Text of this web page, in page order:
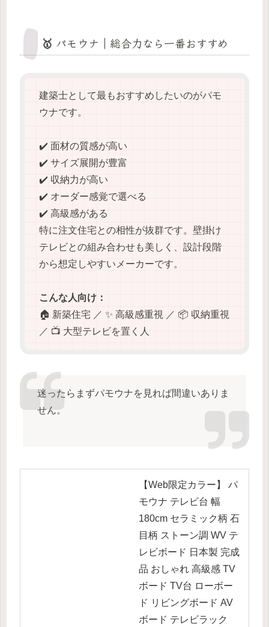
🥇 パモウナ｜総合力なら一番おすすめ
建築士として最もおすすめしたいのがパモ
ウナです。
✔️ 面材の質感が高い
✔️ サイズ展開が豊富
✔️ 収納力が高い
✔️ オーダー感覚で選べる
✔️ 高級感がある
特に注文住宅との相性が抜群です。壁掛け
テレビとの組み合わせも美しく、設計段階
から想定しやすいメーカーです。
こんな人向け：
🏠 新築住宅 ／ ✨ 高級感重視 ／ 📦 収納重視
／ 📺 大型テレビを置く人
迷ったらまずパモウナを見れば間違いありま
せん。
【Web限定カラー】 パ
モウナ テレビ台 幅
180cm セラミック柄 石
目柄 ストーン調 WV テ
レビボード 日本製 完成
品 おしゃれ 高級感 TV
ボード TV台 ローボー
ド リビングボード AV
ボード テレビラック